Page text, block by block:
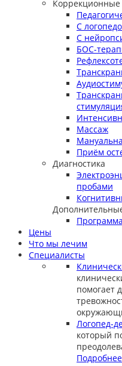
Коррекционные
С
С
БОС-
Массаж
Приём
Диагностика
пробами
Цены
Что мы лечим
Специалисты
помогает
Логопед-
который
Подробнее